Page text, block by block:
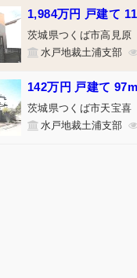
1,984万円 戸建て
茨城県つくば市高見原
水戸地裁土浦支部
142万円 戸建て
茨城県つくば市天宝喜
水戸地裁土浦支部